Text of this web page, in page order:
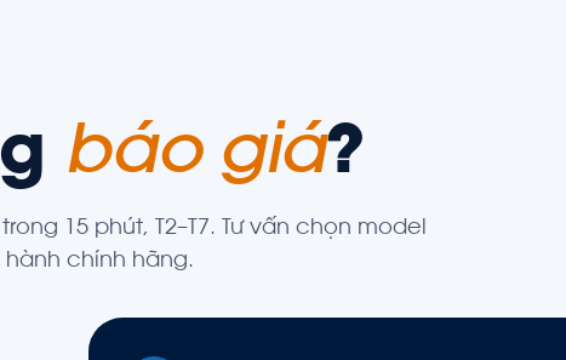
báo giá?
15 phút, T2–T7. Tư vấn chọn model
chính hãng.